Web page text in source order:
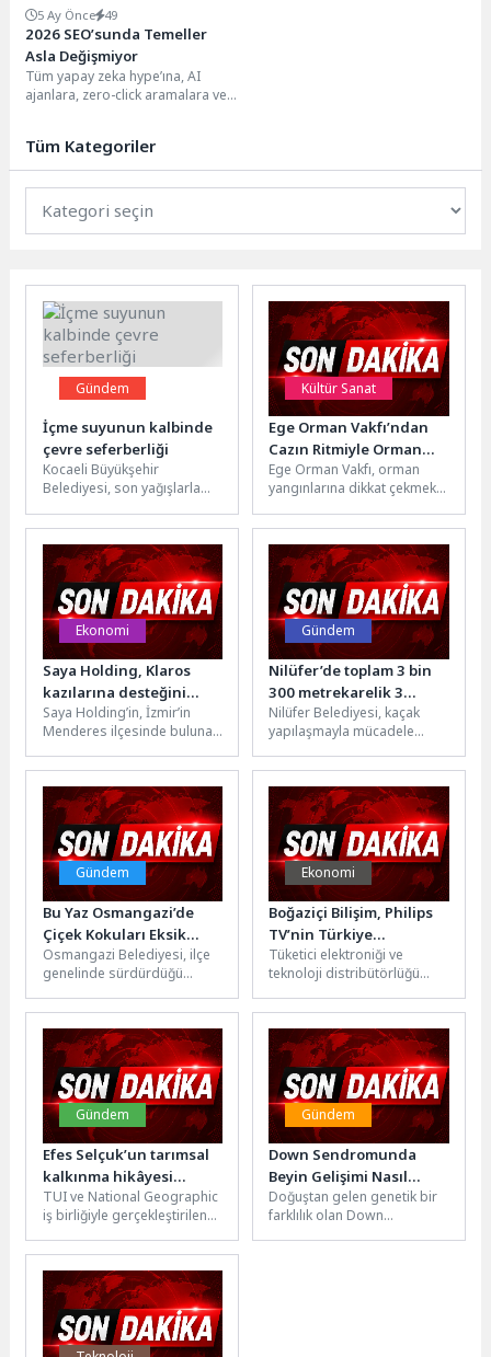
5 Ay Önce 49
2026 SEO’sunda Temeller
Asla Değişmiyor
Tüm yapay zeka hype’ına, AI
ajanlara, zero-click aramalara ve
Tüm Kategoriler
Gündem
İçme suyunun kalbinde
çevre seferberliği
Kocaeli Büyükşehir
Belediyesi, son yağışlarla
oranına ulaşan Yuvacık
Barajı’na su kaynaklarından...
Kültür Sanat
Ege Orman Vakfı’ndan
Cazın Ritmiyle Orman
Yangınlarına Karşı
Farkındalık Çağrısı
Ege Orman Vakfı, orman
yangınlarına dikkat çekmek
oluşturmak amacıyla cazın
ritmini doğa...
Ekonomi
Saya Holding, Klaros
kazılarına desteğini
sürdürüyor
Saya Holding’in, İzmir’in
Menderes ilçesinde bulunan
uzanan Klaros Antik Kazı...
Gündem
Nilüfer’de toplam 3 bin
300 metrekarelik 3
kaçak yapı yıkıldı
Nilüfer Belediyesi, kaçak
yapılaşmayla mücadele
Yaylacık mahallelerinde
toplam 3 bin 300
metrekarelik...
Gündem
Bu Yaz Osmangazi’de
Çiçek Kokuları Eksik
Olmayacak
Osmangazi Belediyesi, ilçe
genelinde sürdürdüğü
çalışmalarıyla kenti
rengarenk çiçeklerle
buluşturuyor. Parklar,...
Ekonomi
Boğaziçi Bilişim, Philips
TV’nin Türkiye
Yolculuğunda Daha
Güçlü Rol Üstleniyor
Tüketici elektroniği ve
teknoloji distribütörlüğü
Boğaziçi Bilişim ve Dağıtım
A.Ş., TP Vision...
Gündem
Efes Selçuk’un tarımsal
kalkınma hikâyesi
dünyaya tanıtılıyor
TUI ve National Geographic
iş birliğiyle gerçekleştirilen
Türkiye’nin Etkili Kadınları”
turları devam ediyor.Efes...
Gündem
Down Sendromunda
Beyin Gelişimi Nasıl
Desteklenir?
Doğuştan gelen genetik bir
farklılık olan Down